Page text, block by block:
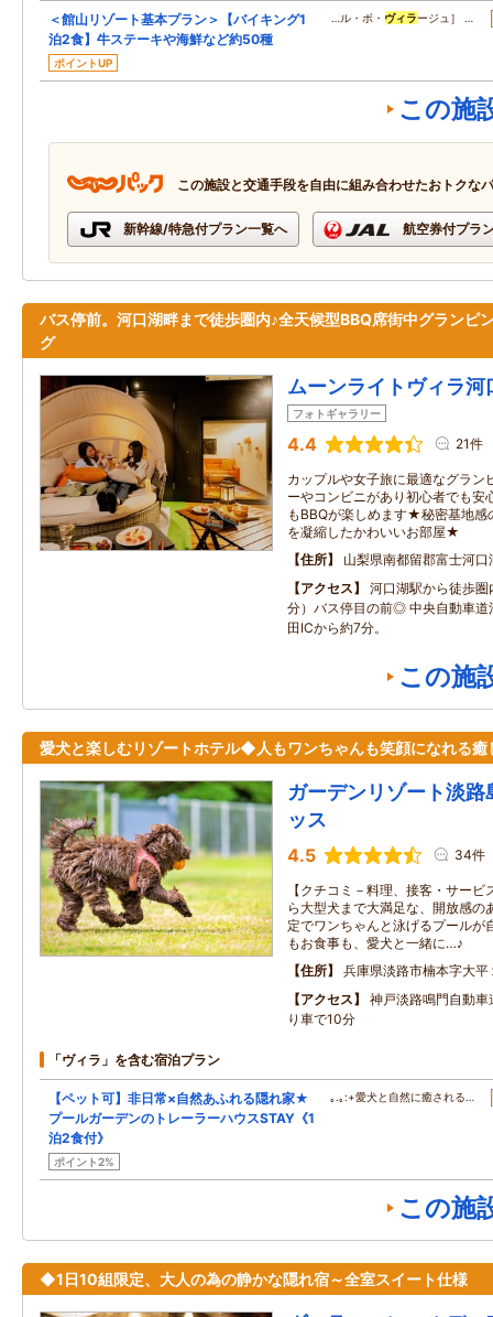
＜館山リゾート基本プラン＞【バイキング1
泊2食】牛ステーキや海鮮など約50種
ポイントUP
…ル・ボ・ ヴィラージュ］ …
この施
この施設と交通手段を自由に組み合わせたおトクな
新幹線/特急付プラン一覧へ 航空券付プラ
バス停前。河口湖畔まで徒歩圏内♪全天候型BBQ席街中グランピ
グ
ムーンライトヴィラ河
フォトギャラリー
4.4 21件
カップルや女子旅に最適なグラン
ーやコンビニがあり初心者でも安
もBBQが楽しめます★秘密基地感
を凝縮したかわいいお部屋★
住所
山梨県南都留郡富士河
アクセス
河口湖駅から徒歩
分）バス停目の前◎ 中央自動車道
田ICから約7分。
この施
愛犬と楽しむリゾートホテル◆人もワンちゃんも笑顔になれる癒
ガーデンリゾート淡
ッス
4.5 34件
【クチコミ－料理、接客・サー
ら大型犬まで大満足な、開放感の
定でワンちゃんと泳げるプールが
もお食事も、愛犬と一緒に…♪
住所
兵庫県淡路市楠本字大平
アクセス
神戸淡路鳴門自動
り車で10分
「ヴィラ」を含む宿泊プラン
【ペット可】非日常×自然あふれる隠れ家★
プールガーデンのトレーラーハウスSTAY《1
泊2食付》
ポイント2%
｡.｡:+愛犬と自然に癒される…
この施
◆1日10組限定、大人の為の静かな隠れ宿～全室スイート仕様